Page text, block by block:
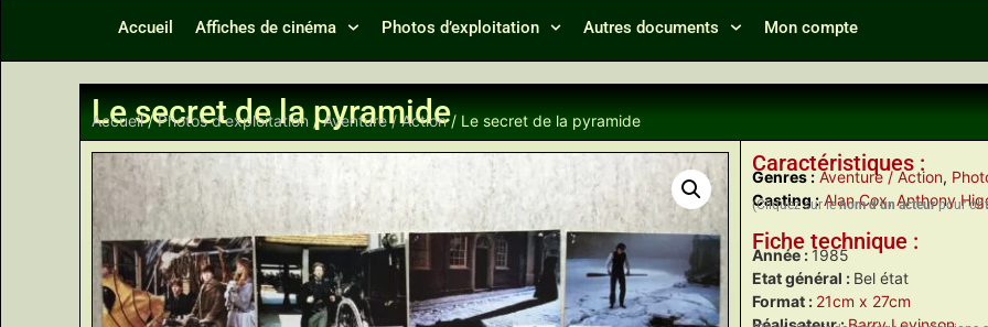
Accueil Affiches de cinéma Photos d’exploitation Autres documents Mon compte
Le secret de la pyramide
Accueil/Photos d'exploitation /Aventure / Action/ Le secret de la pyramide
Caractéristiques :
Genres : Aventure / Action,
Casting : Alan Cox,Anthony
(Cliquez sur lenom d’un acteurpour
Fiche technique :
Année : 1985
Etat général : Bel état
Format : 21cm x 27cm